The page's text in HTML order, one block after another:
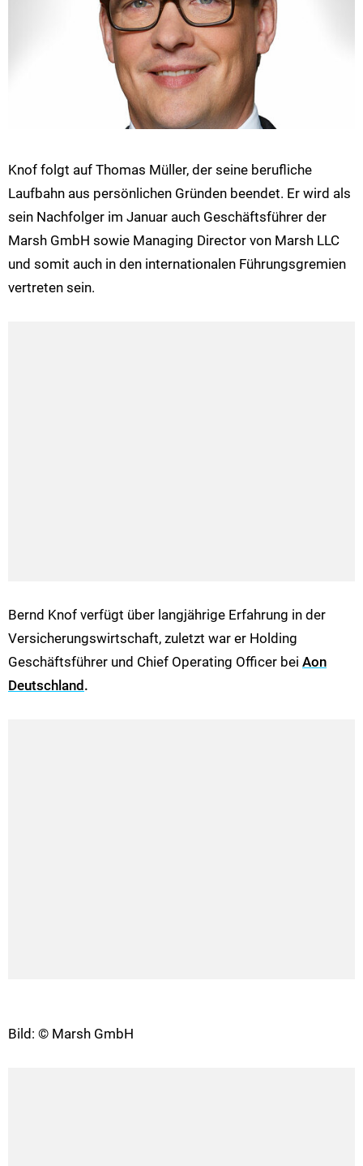
Knof folgt auf Thomas Müller, der seine berufliche
Laufbahn aus persönlichen Gründen beendet. Er wird als
sein Nachfolger im Januar auch Geschäftsführer der
Marsh GmbH sowie Managing Director von Marsh LLC
und somit auch in den internationalen Führungsgremien
vertreten sein.
Bernd Knof verfügt über langjährige Erfahrung in der
Versicherungswirtschaft, zuletzt war er Holding
Geschäftsführer und Chief Operating Officer bei Aon
Deutschland.
Bild: © Marsh GmbH